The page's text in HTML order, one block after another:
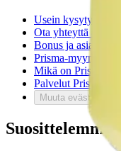
Usein kysytyt
Ota yhteyttä
Bonus ja
Prisma-
Mikä on Prisma?
Palvelut Prismassa
Muuta
Suosittelemme